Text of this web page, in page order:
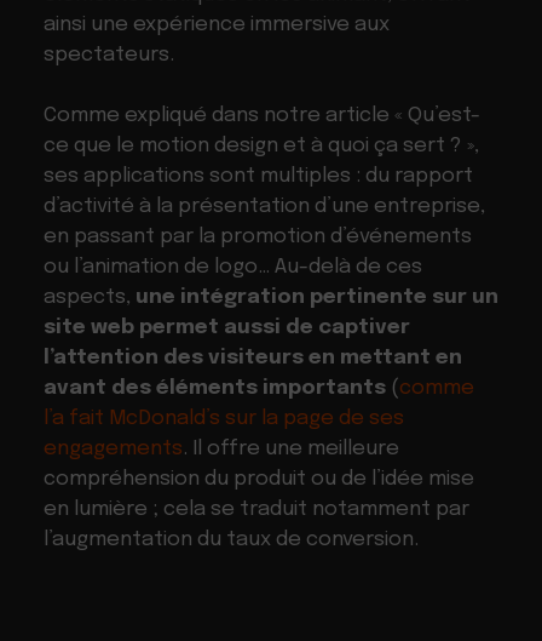
ainsi une expérience immersive aux
spectateurs.
Comme expliqué dans notre article « Qu’est-
ce que le motion design et à quoi ça sert ? »,
ses applications sont multiples : du rapport
d’activité à la présentation d’une entreprise,
en passant par la promotion d’événements
ou l’animation de logo… Au-delà de ces
aspects, une intégration pertinente sur un
site web permet aussi de captiver
l’attention des visiteurs en mettant en
avant des éléments importants(comme
l’a fait McDonald’s sur la page de ses
engagements. Il offre une meilleure
compréhension du produit ou de l’idée mise
en lumière ; cela se traduit notamment par
l’augmentation du taux de conversion.